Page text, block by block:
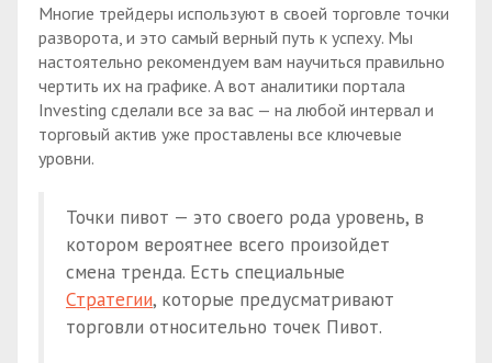
Многие трейдеры используют в своей торговле точки
разворота, и это самый верный путь к успеху. Мы
настоятельно рекомендуем вам научиться правильно
чертить их на графике. А вот аналитики портала
Investing сделали все за вас — на любой интервал и
торговый актив уже проставлены все ключевые
уровни.
Точки пивот — это своего рода уровень, в
котором вероятнее всего произойдет
смена тренда. Есть специальные
Стратегии, которые предусматривают
торговли относительно точек Пивот.